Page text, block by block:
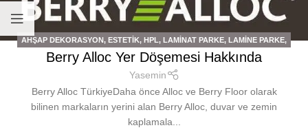
AHŞAP DEKORASYON, ESTETIK, HPL, LAMINAT PARKE, LAMINE PARKE,
LVT
Berry Alloc Yer Döşemesi Hakkında
Yasemin
Berry Alloc TürkiyeDaha önce Alloc ve Berry Floor olarak
bilinen markaların yerini alan Berry Alloc, duvar ve zemin
kaplamala...